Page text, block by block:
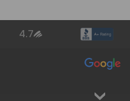
4.7